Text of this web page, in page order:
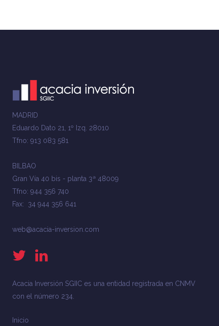
MADRID
Eduardo Dato 21, 1º Izq. 28010
Tfno: 913 083 581
BILBAO
Gran Vía 40 bis - planta 3ª 48009
Tfno: 944 356 740
Fax: 34 944 356 641
web@acacia-inversion.com
Acacia Inversión SGIIC es una entidad registrada en CNMV
con el número 234.
Inicio